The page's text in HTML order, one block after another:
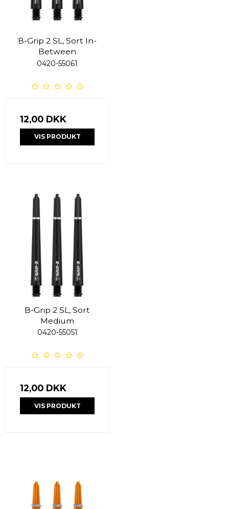
B-Grip 2 SL, Sort In-
Between
0420-55061
12,00 DKK
VIS PRODUKT
B-Grip 2 SL, Sort
Medium
0420-55051
12,00 DKK
VIS PRODUKT